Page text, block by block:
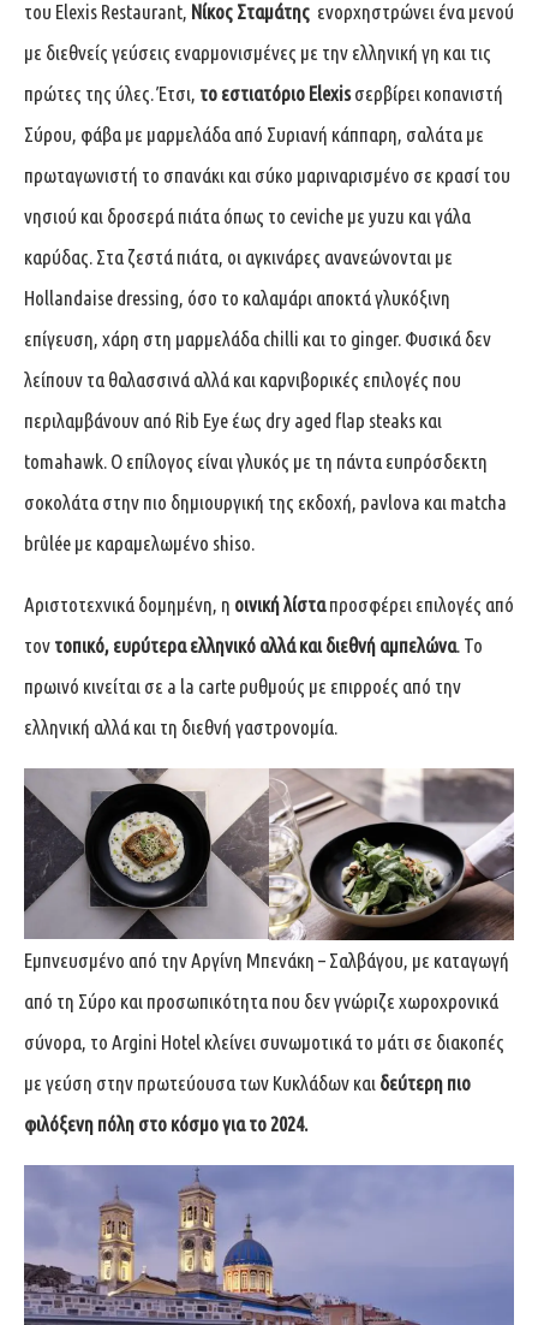
του Elexis Restaurant, Νίκος Σταμάτης ενορχηστρώνει ένα μενού
με διεθνείς γεύσεις εναρμονισμένες με την ελληνική γη και τις
πρώτες της ύλες. Έτσι, το εστιατόριο Elexisσερβίρει κοπανιστή
Σύρου, φάβα με μαρμελάδα από Συριανή κάππαρη, σαλάτα με
πρωταγωνιστή το σπανάκι και σύκο μαριναρισμένο σε κρασί του
νησιού και δροσερά πιάτα όπως το ceviche με yuzu και γάλα
καρύδας. Στα ζεστά πιάτα, οι αγκινάρες ανανεώνονται με
Hollandaise dressing, όσο το καλαμάρι αποκτά γλυκόξινη
επίγευση, χάρη στη μαρμελάδα chilli και το ginger. Φυσικά δεν
λείπουν τα θαλασσινά αλλά και καρνιβορικές επιλογές που
περιλαμβάνουν από Rib Eye έως dry aged flap steaks και
tomahawk. Ο επίλογος είναι γλυκός με τη πάντα ευπρόσδεκτη
σοκολάτα στην πιο δημιουργική της εκδοχή, pavlova και matcha
brûlée με καραμελωμένο shiso.
Αριστοτεχνικά δομημένη, η οινική λίστα προσφέρει επιλογές από
τον τοπικό, ευρύτερα ελληνικό αλλά και διεθνή αμπελώνα . Το
πρωινό κινείται σε a la carte ρυθμούς με επιρροές από την
ελληνική αλλά και τη διεθνή γαστρονομία.
Εμπνευσμένο από την Αργίνη Μπενάκη – Σαλβάγου, με καταγωγή
από τη Σύρο και προσωπικότητα που δεν γνώριζε χωροχρονικά
σύνορα, το Argini Hotel κλείνει συνωμοτικά το μάτι σε διακοπές
με γεύση στην πρωτεύουσα των Κυκλάδων και δεύτερη πιο
φιλόξενη πόλη στο κόσμο για το 2024.